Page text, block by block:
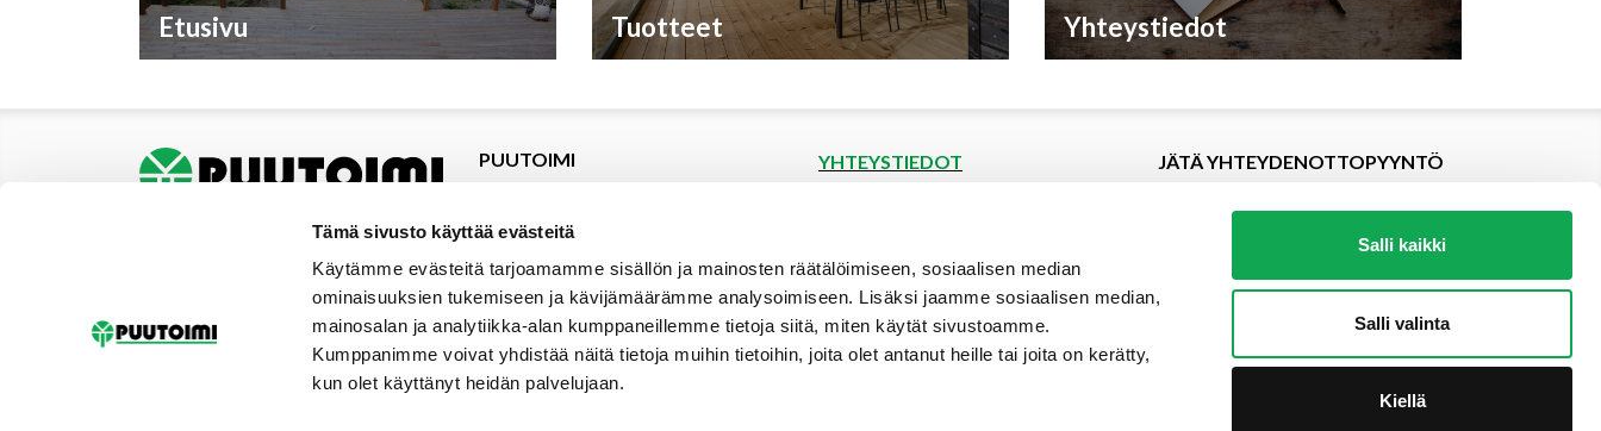
Tämä sivusto käyttää evästeitä
Käytämme evästeitä tarjoamamme sisällön ja mainosten räätälöimiseen, sosiaalisen median
ominaisuuksien tukemiseen ja kävijämäärämme analysoimiseen. Lisäksi jaamme sosiaalisen median,
mainosalan ja analytiikka-alan kumppaneillemme tietoja siitä, miten käytät sivustoamme.
Kumppanimme voivat yhdistää näitä tietoja muihin tietoihin, joita olet antanut heille tai joita on kerätty,
kun olet käyttänyt heidän palvelujaan.
Salli kaikki
Salli valinta
Kiellä
Etusivu Tuotteet Yhteystiedot
PUUTOIMI
Tarjoukset
Yhteystiedot
Materiaalipankki
Palvelut
Uutiset
Galleria
YHTEYSTIEDOT
Elopellontie 2, 33470 Ylöjärvi
Puh (03) 3142 4300 (vaihde)
myynti@puutoimi.fi
AVOINNA
JÄTÄ YHTEYDENOTTOPYYNTÖ